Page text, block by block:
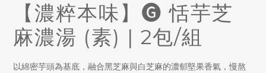
【濃粹本味】🅖 恬芋芝
麻濃湯 (素) | 2包/組
以綿密芋頭為基底，融合黑芝麻與白芝麻的濃郁堅果香氣，慢熬